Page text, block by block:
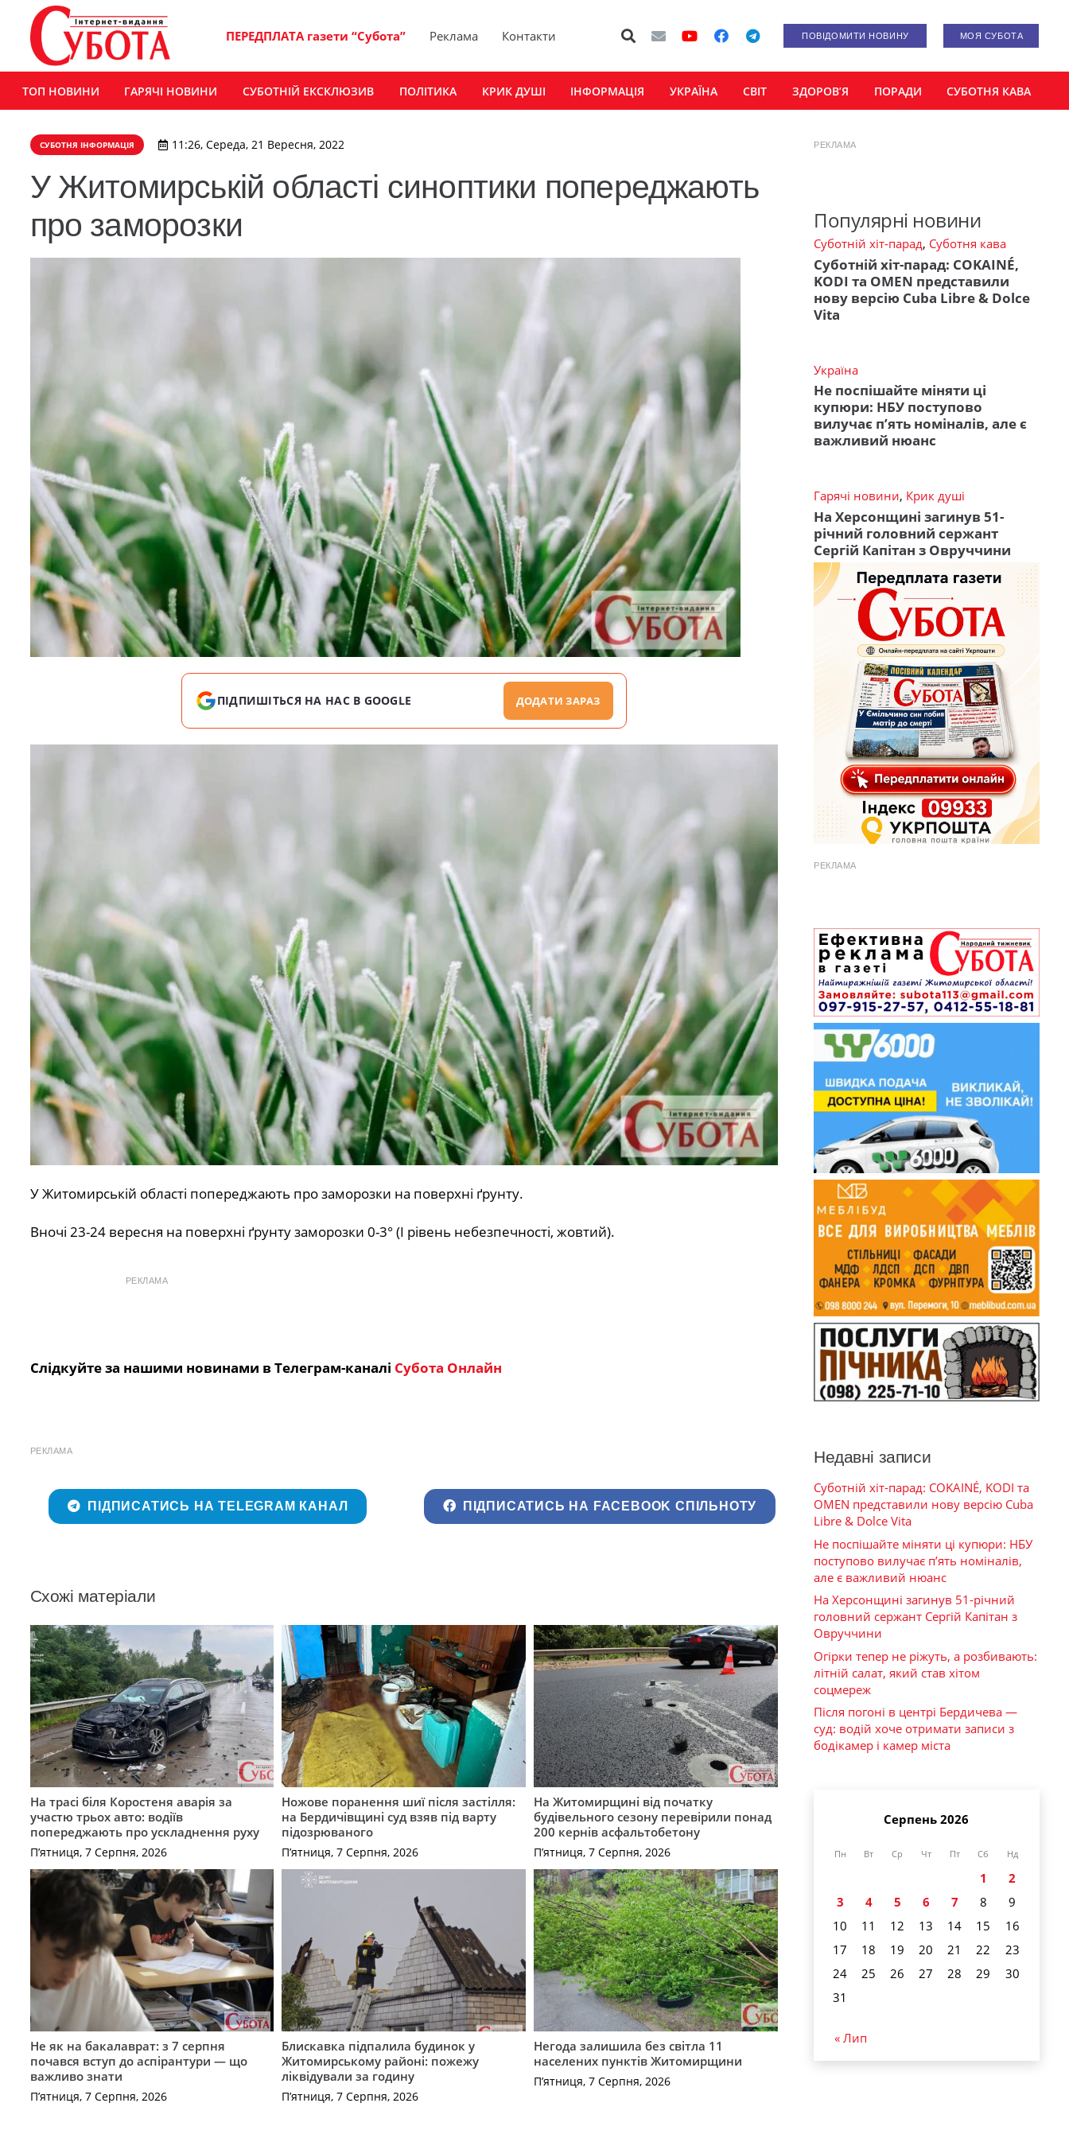
ПЕРЕДПЛАТА газети “Субота” Реклама Контакти ПОВІДОМИТИ НОВИНУ МОЯ СУБОТА
ТОП НОВИНИ ГАРЯЧІ НОВИНИ СУБОТНІЙ ЕКСКЛЮЗИВ ПОЛІТИКА КРИК ДУШІ ІНФОРМАЦІЯ УКРАЇНА СВІТ ЗДОРОВ’Я ПОРАДИ СУБОТНЯ КАВА
СУБОТНЯ ІНФОРМАЦІЯ 11:26, Середа, 21 Вересня, 2022
У Житомирській області синоптики попереджають
про заморозки
ПІДПИШІТЬСЯ НА НАС В GOOGLE ДОДАТИ ЗАРАЗ
У Житомирській області попереджають про заморозки на поверхні ґрунту.
Вночі 23-24 вересня на поверхні ґрунту заморозки 0-3° (І рівень небезпечності, жовтий).
РЕКЛАМА
Слідкуйте за нашими новинами в Телеграм-каналі Субота Онлайн
РЕКЛАМА
ПІДПИСАТИСЬ НА TELEGRAM КАНАЛ ПІДПИСАТИСЬ НА FACEBOOK СПІЛЬНОТУ
Схожі матеріали
На трасі біля Коростеня аварія за
участю трьох авто: водіїв
попереджають про ускладнення руху
П’ятниця, 7 Серпня, 2026
Ножове поранення шиї після застілля:
на Бердичівщині суд взяв під варту
підозрюваного
П’ятниця, 7 Серпня, 2026
На Житомирщині від початку
будівельного сезону перевірили понад
200 кернів асфальтобетону
П’ятниця, 7 Серпня, 2026
Не як на бакалаврат: з 7 серпня
почався вступ до аспірантури — що
важливо знати
П’ятниця, 7 Серпня, 2026
Блискавка підпалила будинок у
Житомирському районі: пожежу
ліквідували за годину
П’ятниця, 7 Серпня, 2026
Негода залишила без світла 11
населених пунктів Житомирщини
П’ятниця, 7 Серпня, 2026
РЕКЛАМА
Популярні новини
Суботній хіт-парад, Суботня кава
Суботній хіт-парад: COKAINÉ,
KODI та OMEN представили
нову версію Cuba Libre & Dolce
Vita
Україна
Не поспішайте міняти ці
купюри: НБУ поступово
вилучає п’ять номіналів, але є
важливий нюанс
Гарячі новини, Крик душі
На Херсонщині загинув 51-
річний головний сержант
Сергій Капітан з Овруччини
РЕКЛАМА
Недавні записи
Суботній хіт-парад: COKAINÉ, KODI та
OMEN представили нову версію Cuba
Libre & Dolce Vita
Не поспішайте міняти ці купюри: НБУ
поступово вилучає п’ять номіналів,
але є важливий нюанс
На Херсонщині загинув 51-річний
головний сержант Сергій Капітан з
Овруччини
Огірки тепер не ріжуть, а розбивають:
літній салат, який став хітом
соцмереж
Після погоні в центрі Бердичева —
суд: водій хоче отримати записи з
бодікамер і камер міста
Серпень 2026
Пн Вт Ср Чт Пт Сб Нд
1
2
3
4 5 6 7 8
9
10
11 12 13 14 15
16
17
18 19 20 21 22
23
24
25 26 27 28 29
30
31
« Лип